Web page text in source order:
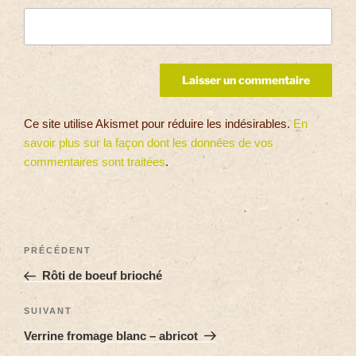
Ce site utilise Akismet pour réduire les indésirables. En
savoir plus sur la façon dont les données de vos
commentaires sont traitées.
PRÉCÉDENT
Rôti de boeuf brioché
SUIVANT
Verrine fromage blanc – abricot